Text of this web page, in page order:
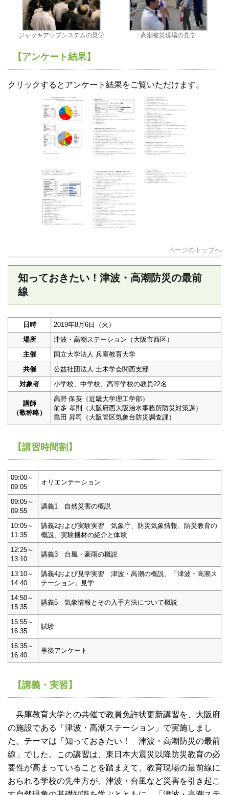
ジャッキアップシステムの見学 高潮被災現場の見学
【アンケート結果】
クリックするとアンケート結果をご覧いただけます。
ページのトップへ
知っておきたい！津波・高潮防災の最前
線
日時
2019年8月6日（火）
場所
津波・高潮ステーション（大阪市西区）
主催
国立大学法人 兵庫教育大学
共催
公益社団法人 土木学会関西支部
対象者
小学校、中学校、高等学校の教員22名
講師
（敬称略）
高野 保英（近畿大学理工学部）
前多 孝則（大阪府西大阪治水事務所防災対策課）
島田 昇司（大阪管区気象台防災調査課）
【講習時間割】
09:00～
09:05
オリエンテーション
09:05～
09:55
講義1 自然災害の概説
10:05～
11:35
講義2および実験実習 気象庁、防災気象情報、防災教育の
概説、実験機材の紹介と体験
12:25～
13:10
講義3 台風・豪雨の概説
13:10～
14:40
講義4および見学実習 津波・高潮の概説、「津波・高潮ス
テーション」見学
14:50～
15:35
講義5 気象情報とその入手方法について概説
15:55～
16:35
試験
16:35～
16:40
事後アンケート
【講義・実習】
兵庫教育大学との共催で教員免許状更新講習を、大阪府
の施設である「津波・高潮ステーション」で実施しまし
た。テーマは「知っておきたい！ 津波・高潮防災の最前
線」でした。この講習は、東日本大震災以降防災教育の必
要性が高まっていることを踏まえて、教育現場の最前線に
おられる学校の先生方が、津波・台風など災害を引き起こ